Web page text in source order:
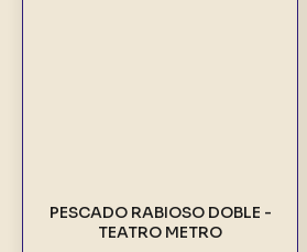
PESCADO RABIOSO DOBLE -
TEATRO METRO